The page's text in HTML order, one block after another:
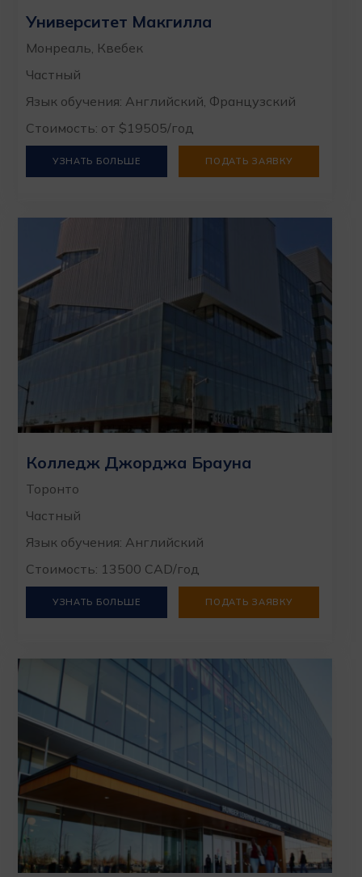
Университет Макгилла
Монреаль, Квебек
Частный
Язык обучения: Английский, Французский
Стоимость: от $19505/год
УЗНАТЬ БОЛЬШЕ ПОДАТЬ ЗАЯВКУ
Колледж Джорджа Брауна
Торонто
Частный
Язык обучения: Английский
Стоимость: 13500 CAD/год
УЗНАТЬ БОЛЬШЕ ПОДАТЬ ЗАЯВКУ